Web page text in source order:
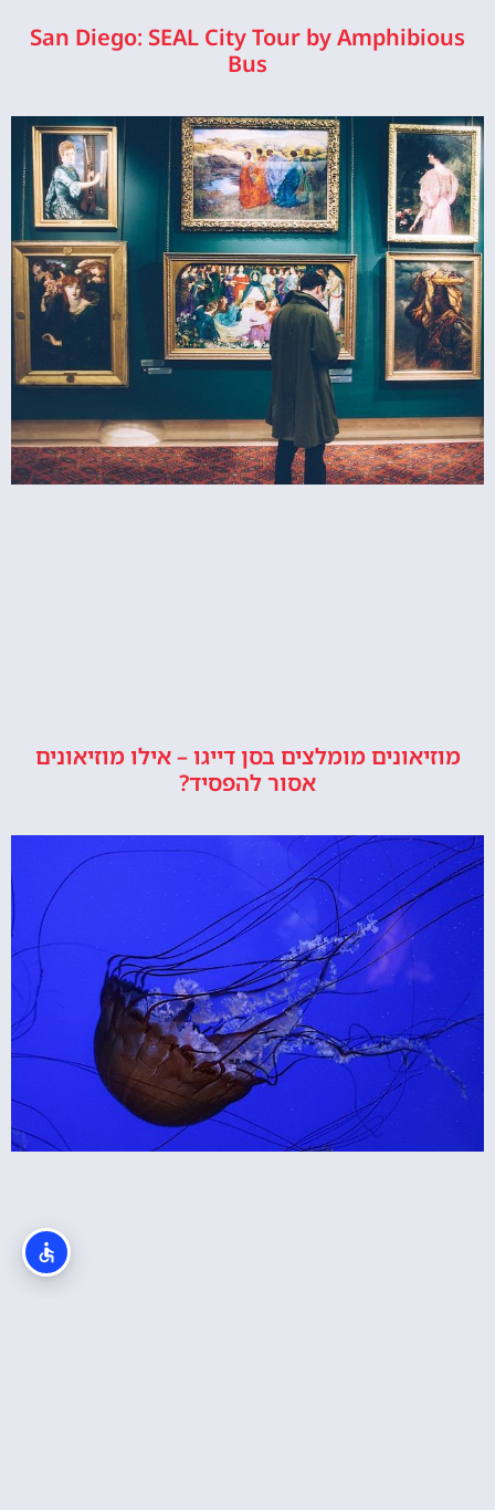
San Diego: SEAL City Tour by Amphibious
Bus
מוזיאונים מומלצים בסן דייגו – אילו מוזיאונים
אסור להפסיד?